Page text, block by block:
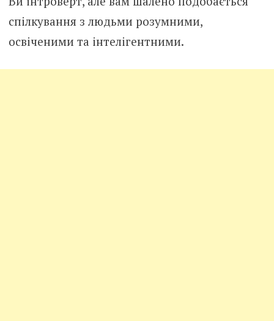
спілкування з людьми розумними,
освіченими та інтелігентними.